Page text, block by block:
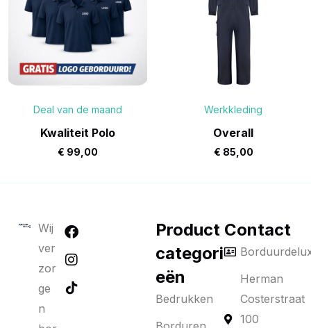
Deal van de maand
Kwaliteit Polo
€ 99,00
Werkkleding
Overall
€ 85,00
Wij
ver
zor
ge
n
Product
categori
eën
Bedrukken
Contact
Herman
Costerstraat
100